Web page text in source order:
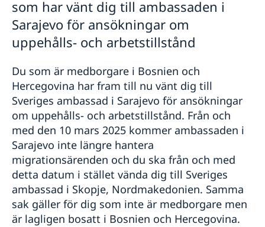
som har vänt dig till ambassaden i
Sarajevo för ansökningar om
uppehålls- och arbetstillstånd
Du som är medborgare i Bosnien och
Hercegovina har fram till nu vänt dig till
Sveriges ambassad i Sarajevo för ansökningar
om uppehålls- och arbetstillstånd. Från och
med den 10 mars 2025 kommer ambassaden i
Sarajevo inte längre hantera
migrationsärenden och du ska från och med
detta datum i stället vända dig till Sveriges
ambassad i Skopje, Nordmakedonien. Samma
sak gäller för dig som inte är medborgare men
är lagligen bosatt i Bosnien och Hercegovina.